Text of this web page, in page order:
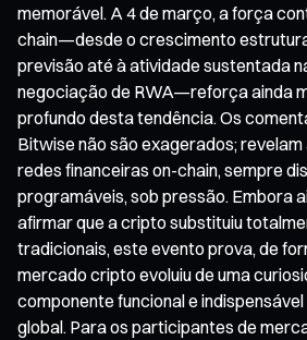
memorável. A 4 de março, a força
chain—desde o crescimento
previsão até à atividade sustentada
negociação de RWA—reforça ainda
profundo desta tendência. Os
Bitwise não são exagerados; revelam
redes financeiras on-chain, sempre
programáveis, sob pressão. Embora
afirmar que a cripto substituiu
tradicionais, este evento prova, de
mercado cripto evoluiu de uma
componente funcional e
global. Para os participantes de